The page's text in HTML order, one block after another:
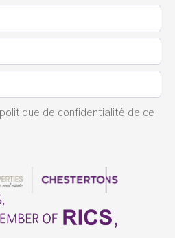
politique de confidentialité de ce